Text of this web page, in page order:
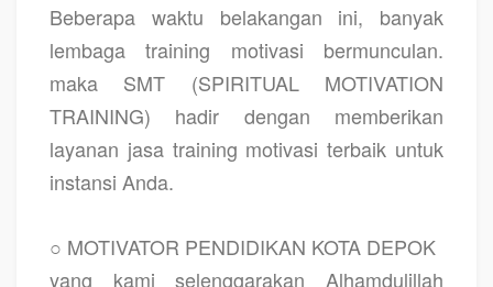
Beberapa waktu belakangan ini, banyak
lembaga training motivasi bermunculan.
maka SMT (SPIRITUAL MOTIVATION
TRAINING) hadir dengan memberikan
layanan jasa training motivasi terbaik untuk
instansi Anda.
○ MOTIVATOR PENDIDIKAN KOTA DEPOK
yang kami selenggarakan Alhamdulillah